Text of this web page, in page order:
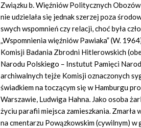
Związku b. Więźniów Politycznych
nie udzielała się jednak szerzej poza
swych wspomnień czy relacji, choć była
„Wspomnienia więźniów Pawiaka” (W.
Komisji Badania Zbrodni Hitlerowskich
Narodu Polskiego – Instutut Pamięci
archiwalnych tejże Komisji oznaczonych
świadkiem na toczącym się w Hamburgu
Warszawie, Ludwiga Hahna. Jako osoba
życiu parafii miejsca zamieszkania.
na cmentarzu Powązkowskim (cywilnym)